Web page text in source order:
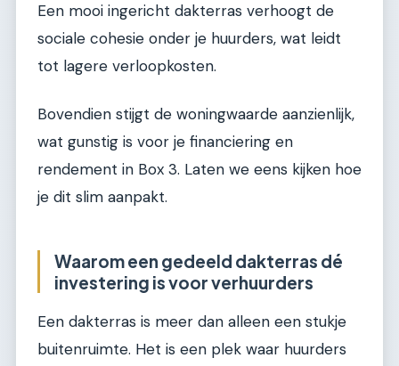
Een mooi ingericht dakterras verhoogt de
sociale cohesie onder je huurders, wat leidt
tot lagere verloopkosten.
Bovendien stijgt de woningwaarde aanzienlijk,
wat gunstig is voor je financiering en
rendement in Box 3. Laten we eens kijken hoe
je dit slim aanpakt.
Waarom een gedeeld dakterras dé
investering is voor verhuurders
Een dakterras is meer dan alleen een stukje
buitenruimte. Het is een plek waar huurders